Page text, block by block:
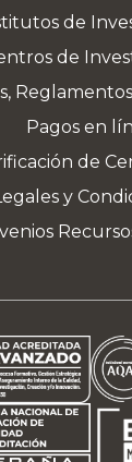
de
de
Pagos en
de
y